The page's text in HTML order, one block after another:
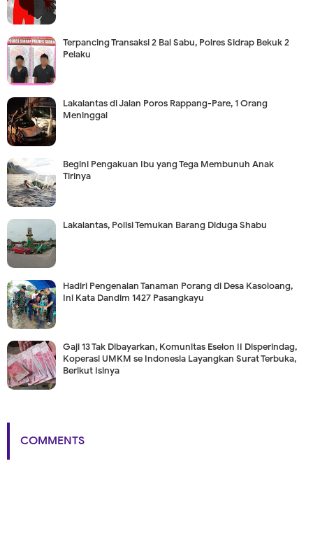
Terpancing Transaksi 2 Bal Sabu, Polres Sidrap Bekuk 2
Pelaku
Lakalantas di Jalan Poros Rappang-Pare, 1 Orang
Meninggal
Begini Pengakuan Ibu yang Tega Membunuh Anak
Tirinya
Lakalantas, Polisi Temukan Barang Diduga Shabu
Hadiri Pengenalan Tanaman Porang di Desa Kasoloang,
Ini Kata Dandim 1427 Pasangkayu
Gaji 13 Tak Dibayarkan, Komunitas Eselon II Disperindag,
Koperasi UMKM se Indonesia Layangkan Surat Terbuka,
Berikut Isinya
COMMENTS